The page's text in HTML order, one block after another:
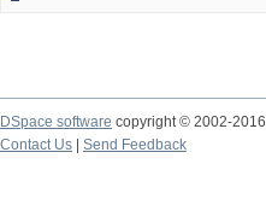
DSpace software copyright © 2002-2016
Contact Us
Send Feedback